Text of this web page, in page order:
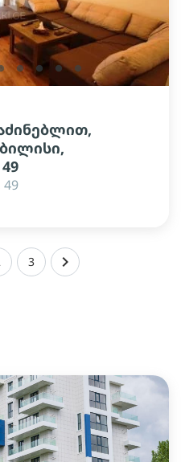
lens lens lens lens
3 keyboard_arrow_right